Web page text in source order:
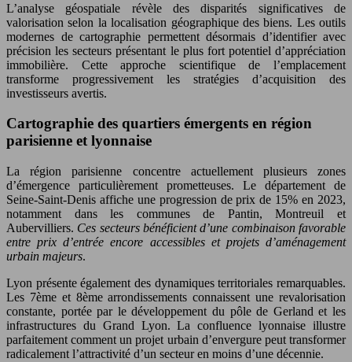
L’analyse géospatiale révèle des disparités significatives de
valorisation selon la localisation géographique des biens. Les outils
modernes de cartographie permettent désormais d’identifier avec
précision les secteurs présentant le plus fort potentiel d’appréciation
immobilière. Cette approche scientifique de l’emplacement
transforme progressivement les stratégies d’acquisition des
investisseurs avertis.
Cartographie des quartiers émergents en région
parisienne et lyonnaise
La région parisienne concentre actuellement plusieurs zones
d’émergence particulièrement prometteuses. Le département de
Seine-Saint-Denis affiche une progression de prix de 15% en 2023,
notamment dans les communes de Pantin, Montreuil et
Aubervilliers. Ces secteurs bénéficient d’une combinaison favorable
entre prix d’entrée encore accessibles et projets d’aménagement
urbain majeurs.
Lyon présente également des dynamiques territoriales remarquables.
Les 7ème et 8ème arrondissements connaissent une revalorisation
constante, portée par le développement du pôle de Gerland et les
infrastructures du Grand Lyon. La confluence lyonnaise illustre
parfaitement comment un projet urbain d’envergure peut transformer
radicalement l’attractivité d’un secteur en moins d’une décennie.